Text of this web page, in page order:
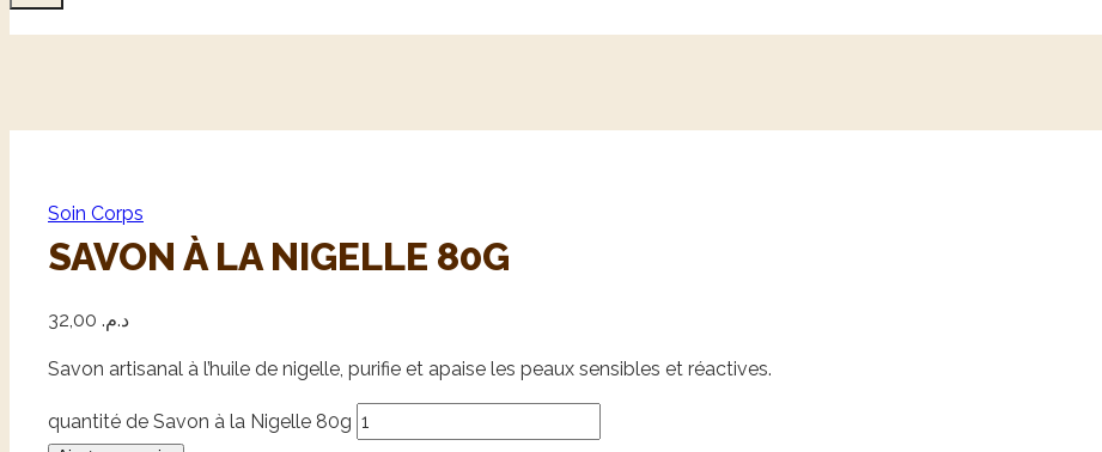
Soin Corps
SAVON À LA NIGELLE 80G
د.م.
Savon artisanal à l’huile de nigelle, purifie et apaise les peaux sensibles et réactives.
quantité de Savon à la Nigelle 80g